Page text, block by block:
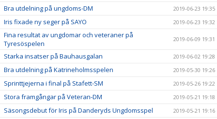
Bra utdelning på ungdoms-DM 2019-06-23 19:35
Iris fixade ny seger på SAYO 2019-06-23 19:32
Fina resultat av ungdomar och veteraner på
Tyresöspelen
2019-06-09 19:31
Starka insatser på Bauhausgalan 2019-06-02 19:28
Bra utdelning på Katrineholmsspelen 2019-05-30 19:26
Sprinttjejerna i final på Stafett-SM 2019-05-26 19:22
Stora framgångar på Veteran-DM 2019-05-21 19:18
Säsongsdebut för Iris på Danderyds Ungdomsspel 2019-05-21 19:16